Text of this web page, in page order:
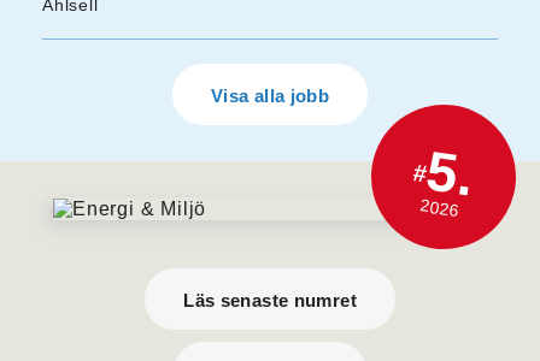
Ahlsell
Visa alla jobb
#5.
2026
Läs senaste numret